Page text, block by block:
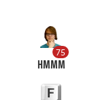
75
HMMM